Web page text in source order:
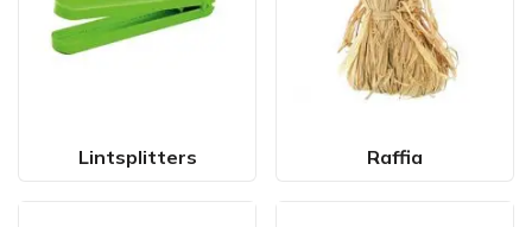
Lintsplitters Raffia